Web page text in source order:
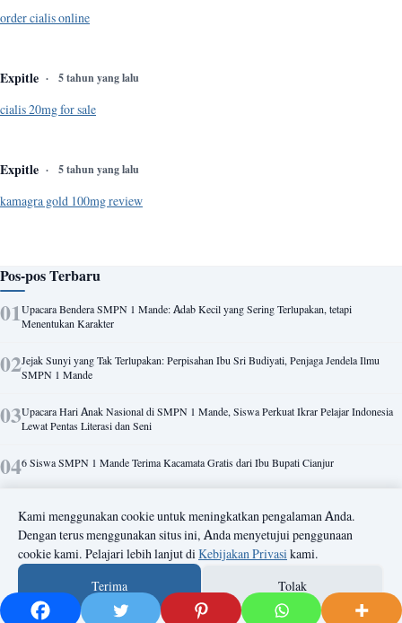
order cialis online
Expitle 5 tahun yang lalu
cialis 20mg for sale
Expitle 5 tahun yang lalu
kamagra gold 100mg review
Pos-pos Terbaru
Upacara Bendera SMPN 1 Mande: Adab Kecil yang Sering Terlupakan, tetapi
Menentukan Karakter
Jejak Sunyi yang Tak Terlupakan: Perpisahan Ibu Sri Budiyati, Penjaga Jendela Ilmu
SMPN 1 Mande
Upacara Hari Anak Nasional di SMPN 1 Mande, Siswa Perkuat Ikrar Pelajar Indonesia
Lewat Pentas Literasi dan Seni
6 Siswa SMPN 1 Mande Terima Kacamata Gratis dari Ibu Bupati Cianjur
Kekompakan Tim Jadi Kunci
Demo Ekstrakurikuler Meriah Warnai Penutupan MPLS SMPN 1 Mande 2026, Siswa
© 2026 SMPN 1 MANDE CIANJUR.
Kami menggunakan cookie untuk meningkatkan pengalaman Anda.
Dengan terus menggunakan situs ini, Anda menyetujui penggunaan
cookie kami. Pelajari lebih lanjut diKebijakan Privasikami.
Terima
Tolak